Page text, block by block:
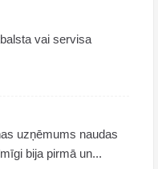
vai servisa
uzņēmums naudas
bija pirmā un...